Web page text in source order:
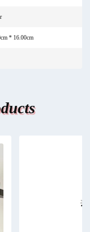
* 16.00cm